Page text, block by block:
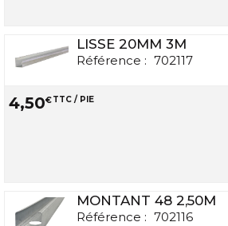
LISSE 20MM 3M
Référence : 702117
4,50€TTC / PIE
MONTANT 48 2,50M
Référence : 702116